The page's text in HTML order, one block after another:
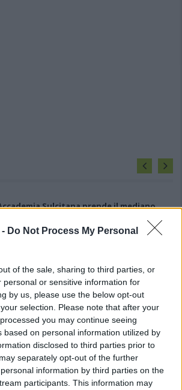
Do Not Process My Personal
of the sale, sharing to third parties, or
personal or sensitive information for
by us, please use the below opt-out
selection. Please note that after your
you may continue seeing
based on personal information utilized by
disclosed to third parties prior to
separately opt-out of the further
information by third parties on the
participants. This information may
Sulcitana prende il mediano
2026
volti e mister Loi a fare da filo
2026
Alma rinforza l'attacco con Palmas
nel Macomer l'estro di Di Angelo
2026
si completa con Markic, Contucci,
Bevilacqua, Solinas, Souare e Galic